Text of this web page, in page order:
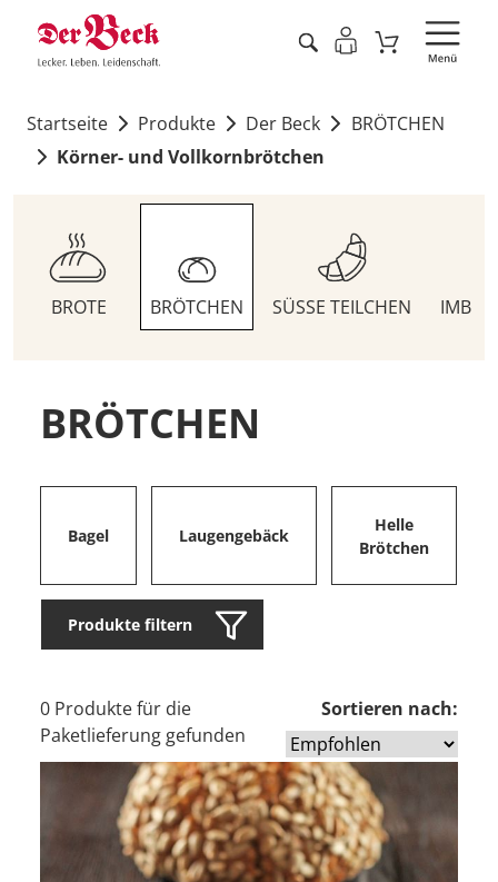
Startseite Produkte Der Beck
BRÖTCHEN
Körner- und Vollkornbrötchen
BROTE BRÖTCHEN SÜSSE TEILCHEN
BRÖTCHEN
Bagel Laugengebäck
Helle
Brötchen
Produkte filtern
0 Produkte für die
Paketlieferung gefunden
Sortieren nach: